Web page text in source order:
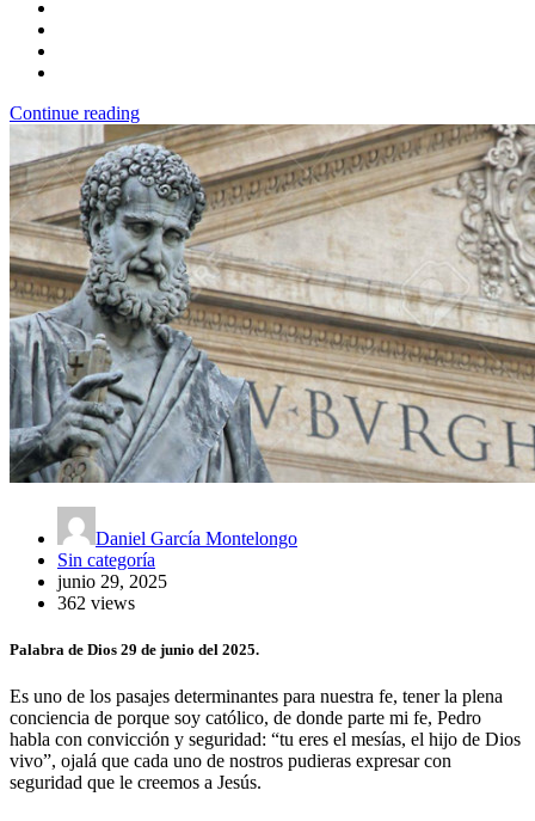
Continue reading
Daniel García Montelongo
Sin categoría
junio 29, 2025
362 views
Palabra de Dios 29 de junio del 2025.
Es uno de los pasajes determinantes para nuestra fe, tener la plena
conciencia de porque soy católico, de donde parte mi fe, Pedro
habla con convicción y seguridad: “tu eres el mesías, el hijo de Dios
vivo”, ojalá que cada uno de nostros pudieras expresar con
seguridad que le creemos a Jesús.